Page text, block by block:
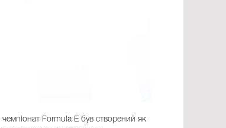
Formula E був створений як